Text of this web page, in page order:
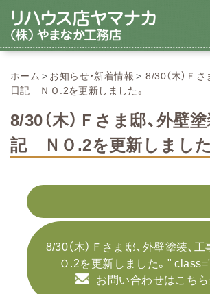
ホーム お知らせ・新着情報
8/30（木）Ｆ
日記 ＮＯ.2を更新しました。
8/30（木）Ｆさま邸、外壁
記 ＮＯ.2を更新しました
8/30（木）Ｆさま邸、外壁塗装、
Ｏ.2を更新しました。"
お問い合わせはこち